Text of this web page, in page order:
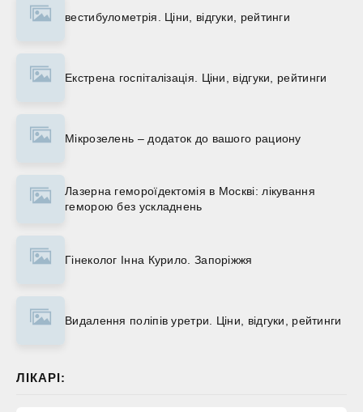
вестибулометрія. Ціни, відгуки, рейтинги
Екстрена госпіталізація. Ціни, відгуки, рейтинги
Мікрозелень – додаток до вашого рациону
Лазерна гемороїдектомія в Москві: лікування
геморою без ускладнень
Гінеколог Інна Курило. Запоріжжя
Видалення поліпів уретри. Ціни, відгуки, рейтинги
ЛІКАРІ: